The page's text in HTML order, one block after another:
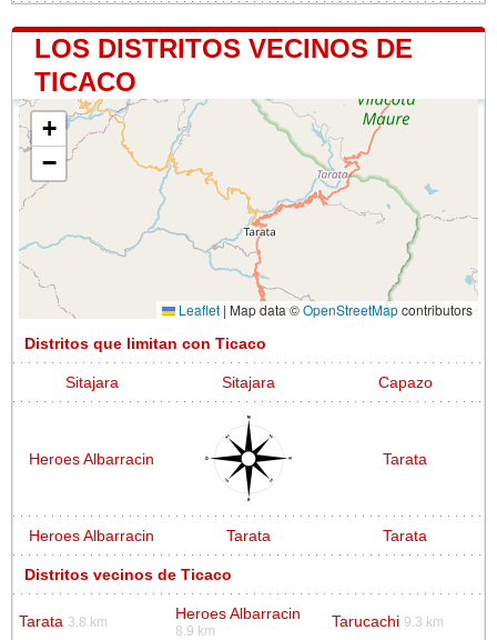
LOS DISTRITOS VECINOS DE
TICACO
+
−
Leaflet | Map data ©OpenStreetMapcontributors
Distritos que limitan con Ticaco
Sitajara Sitajara Capazo
Heroes Albarracin Tarata
Heroes Albarracin Tarata Tarata
Distritos vecinos de Ticaco
Tarata 3.8 km Heroes Albarracin
8.9 km
Tarucachi 9.3 km